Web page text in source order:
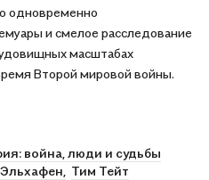
одновременно
и смелое расследование
масштабах
Второй мировой войны.
война, люди и судьбы
Тим Тейт